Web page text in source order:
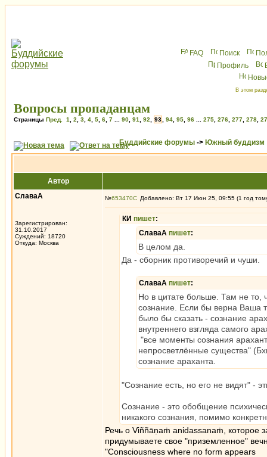
FAQ Поиск
Профиль
В этом
Вопросы пропаданцам
Страницы Пред. 1 2 3 4 5 6 7 90 91 92 93 94 95 96 275 276 277 278
Буддийские форумы -> Южный буддизм
Автор
СлаваА
Зарегистрирован:
31.10.2017
Суждений: 18720
Откуда: Москва
№653470 Добавлено: Вт 17 Июн 25, 09:55 (1 год
КИ пишет:
СлаваА пишет:
В целом да.
Да - сборник противоречий и чуши.
СлаваА пишет:
Но в цитате больше. Там не то,
сознание. Если бы верна Ваша
было бы сказать - сознание
внутреннего взгляда самого
"все моменты сознания
непросветлённые существа"
сознание араханта.
"Сознание есть, но его не видят" -
Сознание - это обобщение
никакого сознания, помимо
Речь о Viññāṇaṁ anidassanaṁ,
придумываете свое "приземленное"
"Consciousness where no form appears